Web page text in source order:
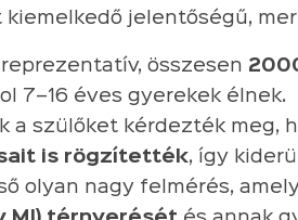
kiemelkedő jelentőségű,
összesen
7–16 éves gyerekek élnek.
a szülőket kérdezték meg,
is rögzítették, így
olyan nagy felmérés,